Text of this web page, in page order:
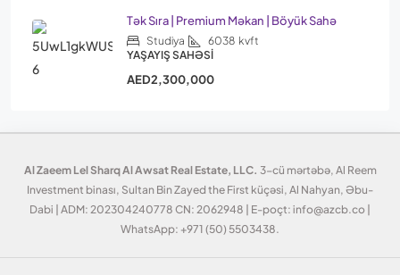
Tək Sıra | Premium Məkan | Böyük Sahə
Studiya 6038 kvft
YAŞAYIŞ SAHƏSI
AED2,300,000
Al Zaeem Lel Sharq Al Awsat Real Estate, LLC. 3-cü mərtəbə, Al Reem
Investment binası, Sultan Bin Zayed the First küçəsi, Al Nahyan, Əbu-
Dabi | ADM: 202304240778 CN: 2062948 | E-poçt: info@azcb.co |
WhatsApp: +971 (50) 5503438.